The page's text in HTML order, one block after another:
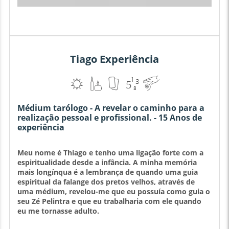
Tiago Experiência
Médium tarólogo - A revelar o caminho para a
realização pessoal e profissional. - 15 Anos de
experiência
Meu nome é Thiago e tenho uma ligação forte com a
espiritualidade desde a infância. A minha memória
mais longínqua é a lembrança de quando uma guia
espiritual da falange dos pretos velhos, através de
uma médium, revelou-me que eu possuía como guia o
seu Zé Pelintra e que eu trabalharia com ele quando
eu me tornasse adulto.